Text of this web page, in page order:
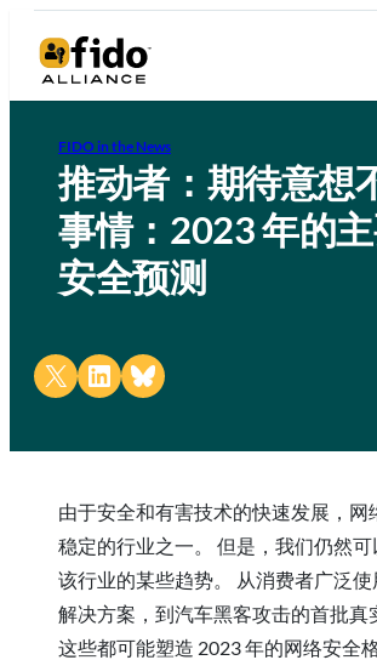
FIDO in the News
推动者：期待意想
事情：2023 年的
安全预测
Share on X Share on LinkedIn
Share on Bluesky
由于安全和有害技术的快速发展，网
稳定的行业之一。 但是，我们仍然
该行业的某些趋势。 从消费者广泛
解决方案，到汽车黑客攻击的首批真
这些都可能塑造 2023 年的网络安全